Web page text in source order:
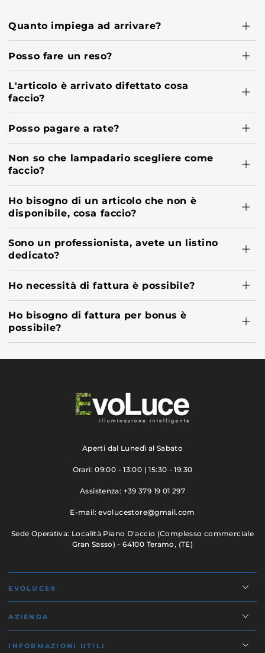
Quanto impiega ad arrivare?
Posso fare un reso?
L'articolo è arrivato difettato cosa
faccio?
Posso pagare a rate?
Non so che lampadario scegliere come
faccio?
Ho bisogno di un articolo che non è
disponibile, cosa faccio?
Sono un professionista, avete un listino
dedicato?
Ho necessità di fattura è possibile?
Ho bisogno di fattura per bonus è
possibile?
Aperti dal Lunedì al Sabato
Orari: 09:00 - 13:00 | 15:30 - 19:30
Assistenza: +39 379 19 01 297
E-mail: evolucestore@gmail.com
Sede Operativa: Località Piano D'accio (Complesso commerciale
Gran Sasso) - 64100 Teramo, (TE)
EVOLUCE®
AZIENDA
INFORMAZIONI UTILI